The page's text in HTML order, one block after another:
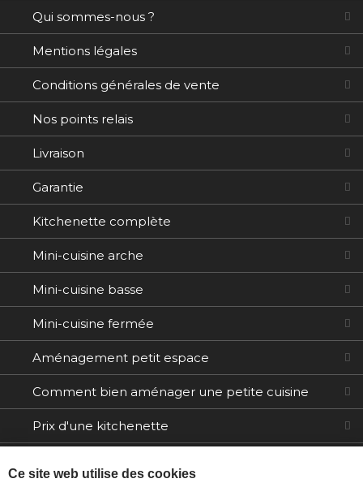
Qui sommes-nous ?
Mentions légales
Conditions générales de vente
Nos points relais
Livraison
Garantie
Kitchenette complète
Mini-cuisine arche
Mini-cuisine basse
Mini-cuisine fermée
Aménagement petit espace
Comment bien aménager une petite cuisine
Prix d'une kitchenette
Ce site web utilise des cookies